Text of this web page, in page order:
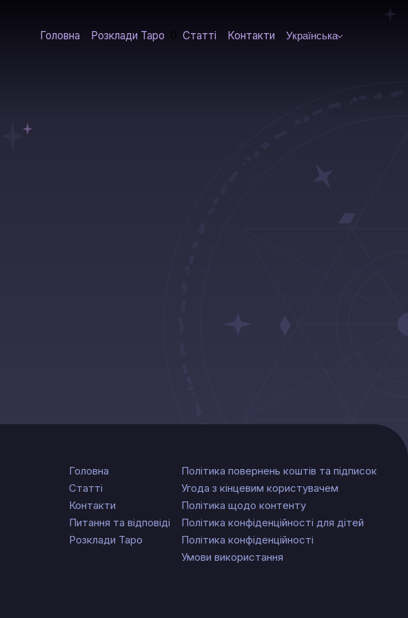
Головна Розклади Таро 0 Статті Контакти Українська
Головна
Статті
Контакти
Питання та відповіді
Розклади Таро
Політика повернень коштів та підписок
Угода з кінцевим користувачем
Політика щодо контенту
Політика конфіденційності для дітей
Політика конфіденційності
Умови використання